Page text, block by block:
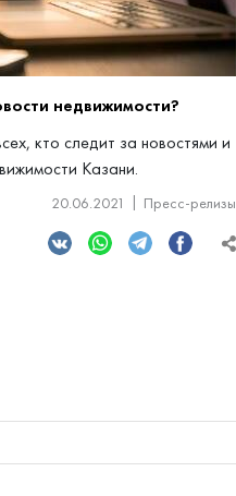
недвижимости?
кто следит за новостями и
Казани.
20.06.2021 Пресс-релизы